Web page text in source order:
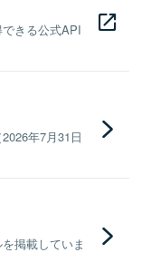
きる公式API
年7月31日
掲載していま